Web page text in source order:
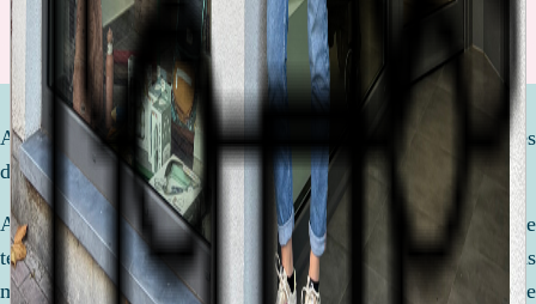
Découvrez toutes nos promotions
Attendre un enfant est l'une des étapes les plus importantes
de votre vie.
Afin de préparer la venue de ce petit être, nous prenons le
temps de discuter, de comparer et de vous conseiller. Nous
mettons tout en oeuvre pour réaliser ensemble une liste de